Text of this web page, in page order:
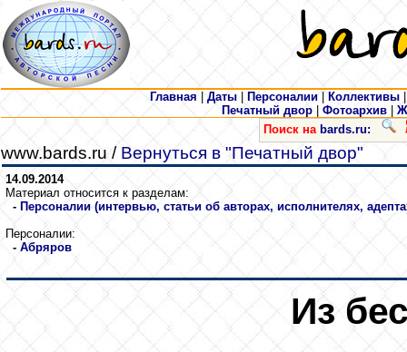
Главная Даты Персоналии Коллективы
Печатный двор| Фотоархив
Поиск на bards.ru:
www.bards.ru / Вернуться в "Печатный двор"
14.09.2014
Материал относится к разделам:
- Персоналии (интервью, статьи об авторах, исполнителях,
Персоналии:
- Абряров
Из